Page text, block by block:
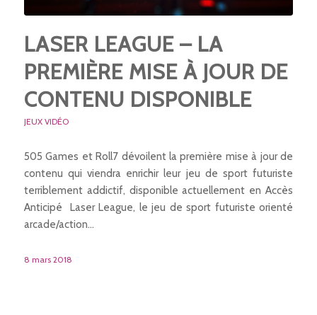
LASER LEAGUE – LA
PREMIÈRE MISE À JOUR DE
CONTENU DISPONIBLE
JEUX VIDÉO
505 Games et Roll7 dévoilent la première mise à jour de
contenu qui viendra enrichir leur jeu de sport futuriste
terriblement addictif, disponible actuellement en Accès
Anticipé Laser League, le jeu de sport futuriste orienté
arcade/action…
8 mars 2018